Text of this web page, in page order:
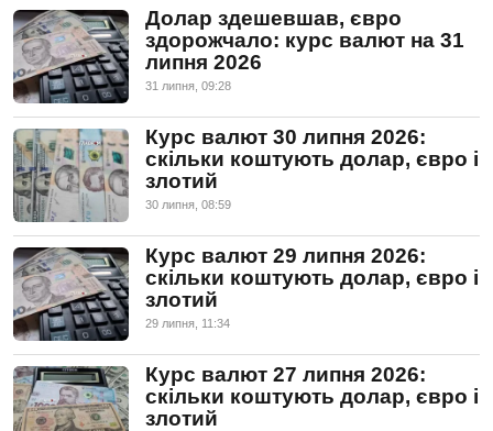
Долар здешевшав, євро
здорожчало: курс валют на 31
липня 2026
31 липня, 09:28
Курс валют 30 липня 2026:
скільки коштують долар, євро і
злотий
30 липня, 08:59
Курс валют 29 липня 2026:
скільки коштують долар, євро і
злотий
29 липня, 11:34
Курс валют 27 липня 2026:
скільки коштують долар, євро і
злотий